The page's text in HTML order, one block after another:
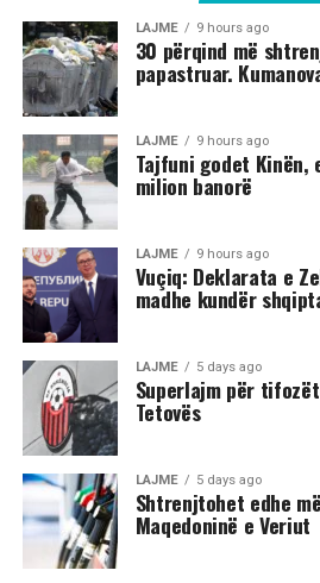
LAJME 9 hours ago
30 përqind më
papastruar.
LAJME 9 hours ago
Tajfuni godet Kinën,
milion banorë
LAJME 9 hours ago
Vuçiq: Deklarata e
madhe kundër
LAJME 5 days ago
Superlajm për
Tetovës
LAJME 5 days ago
Shtrenjtohet edhe
Maqedoninë e Veriut